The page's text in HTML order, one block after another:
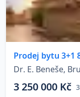
Přehled
Co říkají
Blog
O nás
Prodej bytu 3+1
Dr. E. Beneše,
3 250 000 Kč